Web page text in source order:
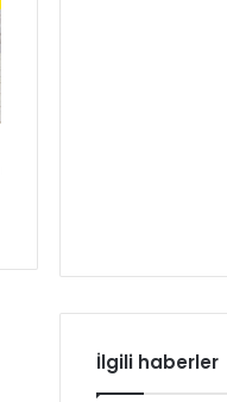
İlgili haberler